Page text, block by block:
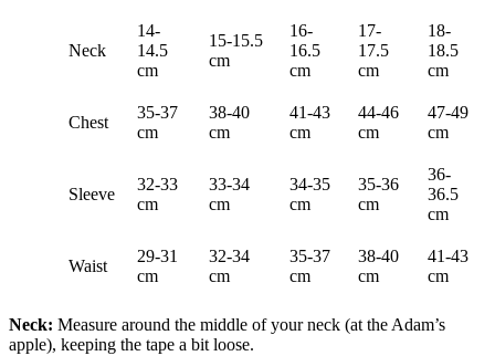
Neck
14-
14.5
cm
15-15.5
cm
16-
16.5
cm
17-
17.5
cm
18-
18.5
cm
Chest
35-37
cm
38-40
cm
41-43
cm
44-46
cm
47-49
cm
Sleeve
32-33
cm
33-34
cm
34-35
cm
35-36
cm
36-
36.5
cm
Waist
29-31
cm
32-34
cm
35-37
cm
38-40
cm
41-43
cm
Neck: Measure around the middle of your neck (at the Adam’s
apple), keeping the tape a bit loose.